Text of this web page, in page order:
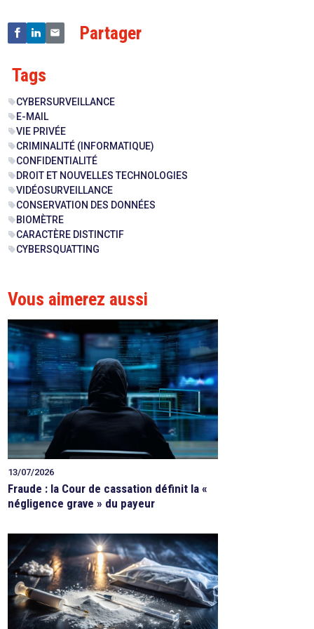
Partager
Tags
sellCYBERSURVEILLANCE
sellE-MAIL
sellVIE PRIVÉE
sellCRIMINALITÉ (INFORMATIQUE)
sellCONFIDENTIALITÉ
sellDROIT ET NOUVELLES TECHNOLOGIES
sellVIDÉOSURVEILLANCE
sellCONSERVATION DES DONNÉES
sellBIOMÈTRE
sellCARACTÈRE DISTINCTIF
sellCYBERSQUATTING
Vous aimerez aussi
13/07/2026
Fraude : la Cour de cassation définit la «
négligence grave » du payeur